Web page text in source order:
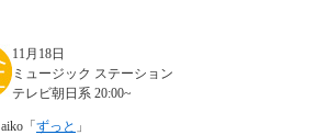
11月18日
ミュージック ステーション
テレビ朝日系 20:00~
aiko「 ずっと 」